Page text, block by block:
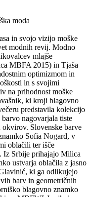
moda
in svojo vizijo moške
modnih revij. Modno
mlajše
MBFA 2015) in Tjaša
optimizmom in
in s svojimi
na prihodnost moške
ki kroji blagovno
predstavila kolekcijo
nagovarjala tiste
Slovenske barve
Sofia Nogard, v
oblačili ter išče
Iz Srbije prihajajo Milica
ustvarja oblačila z jasno
ki ga odlikujejo
barv in geometričnih
blagovno znamko